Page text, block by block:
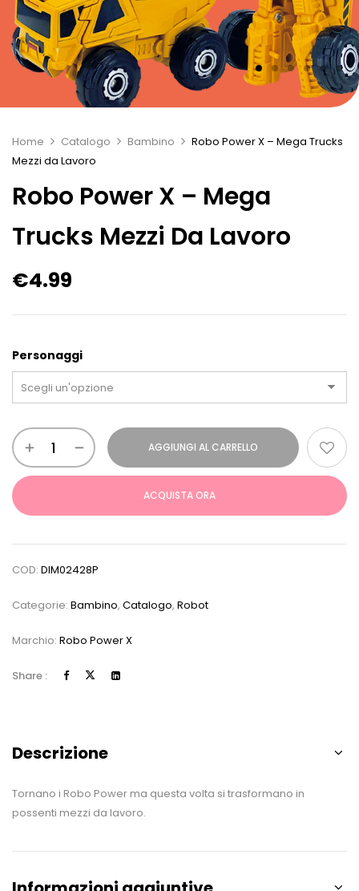
Home Catalogo Bambino
Robo Power X – Mega Trucks
Mezzi da Lavoro
Robo Power X – Mega
Trucks Mezzi Da Lavoro
€4.99
Personaggi
AGGIUNGI AL CARRELLO
ACQUISTA ORA
COD: DIM02428P
Categorie: Bambino, Catalogo, Robot
Marchio: Robo Power X
Share :
Descrizione
Tornano i Robo Power ma questa volta si trasformano in
possenti mezzi da lavoro.